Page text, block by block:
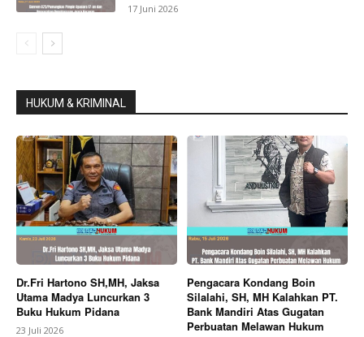
17 Juni 2026
HUKUM & KRIMINAL
Dr.Fri Hartono SH,MH, Jaksa
Utama Madya Luncurkan 3
Buku Hukum Pidana
23 Juli 2026
Pengacara Kondang Boin
Silalahi, SH, MH Kalahkan PT.
Bank Mandiri Atas Gugatan
Perbuatan Melawan Hukum